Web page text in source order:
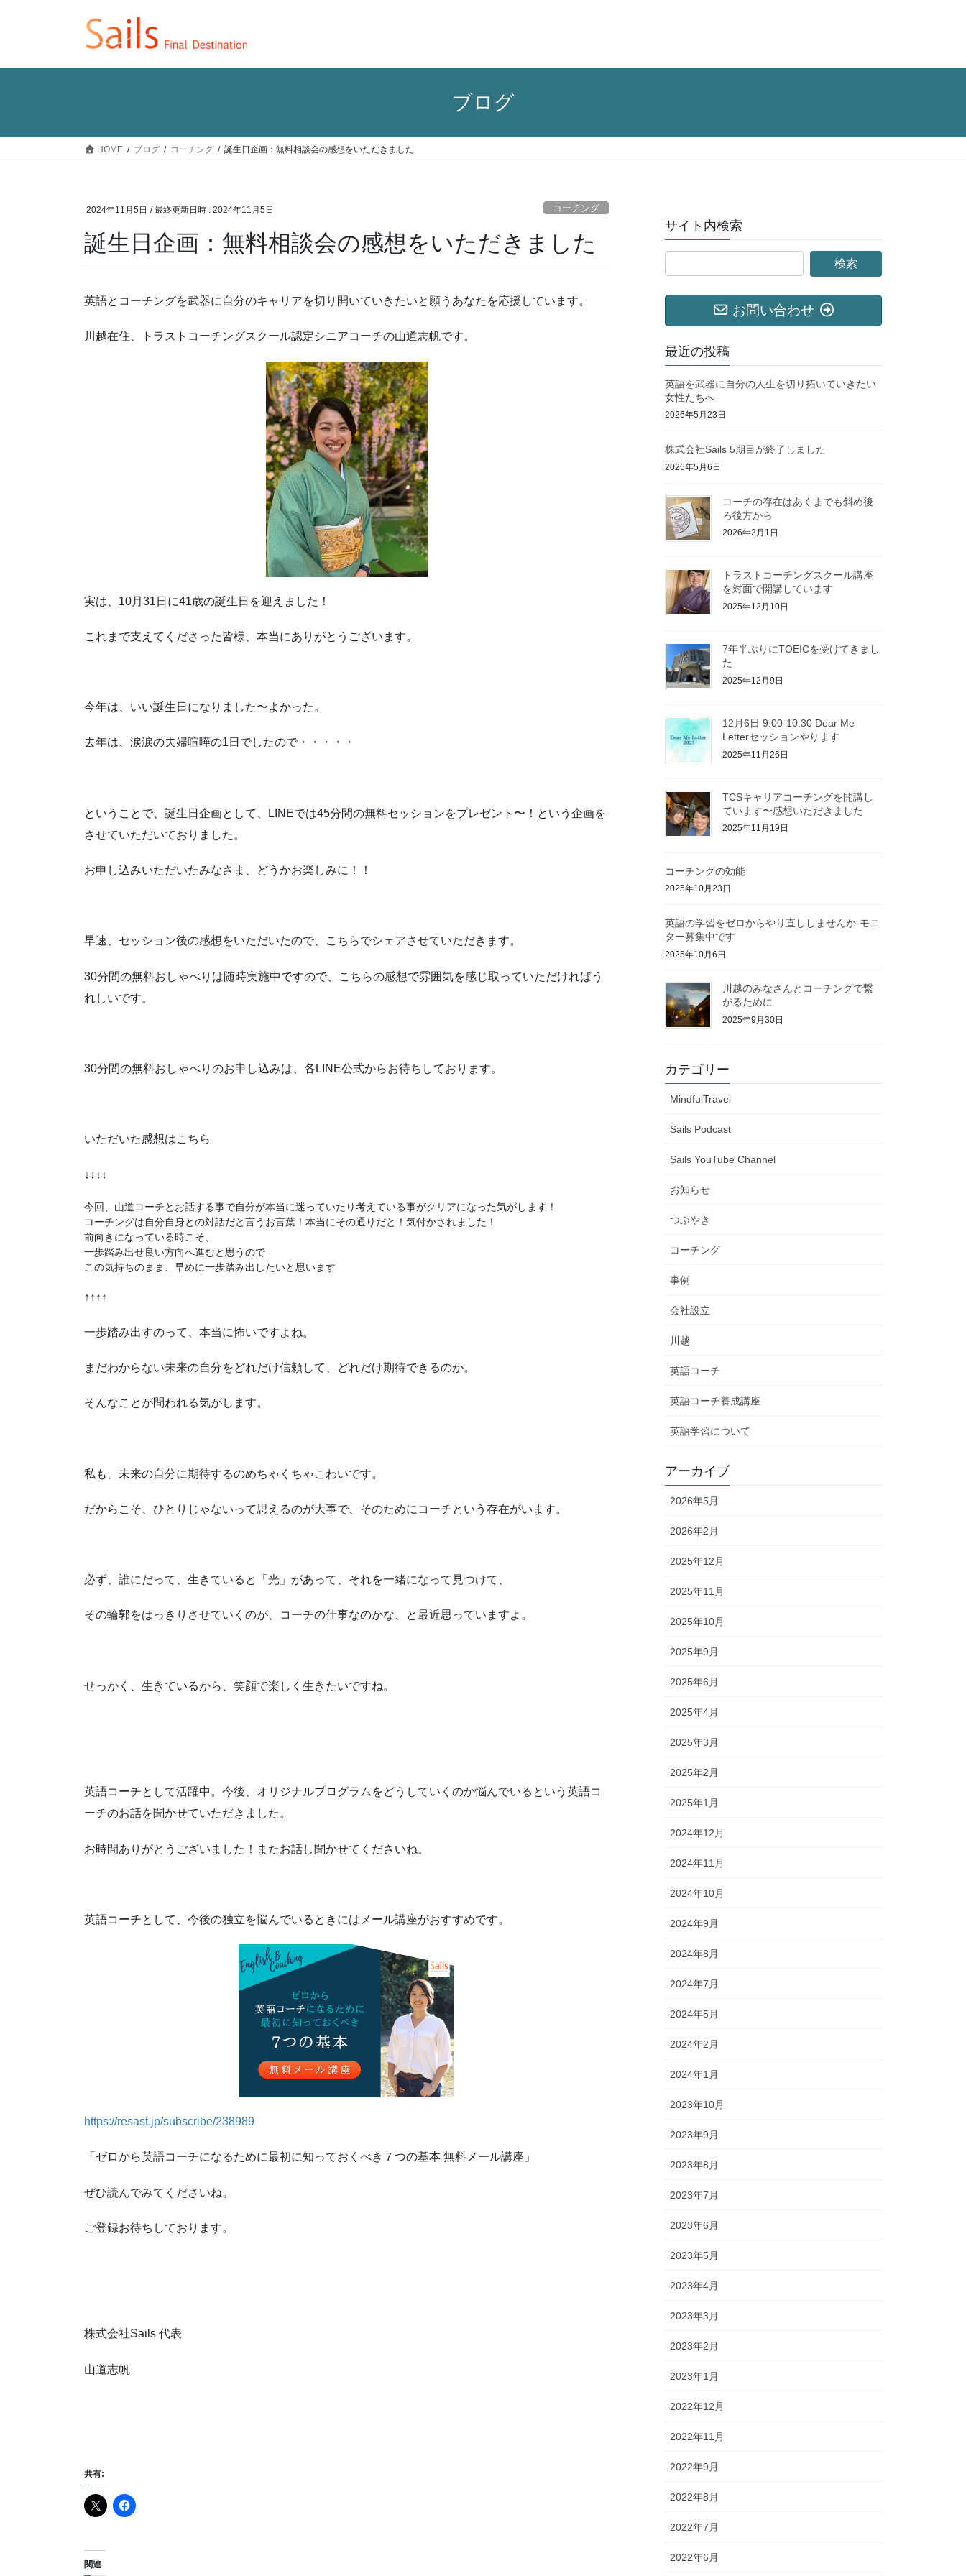
ブログ
HOME ブログ コーチング 誕生日企画：無料相談会の感想をいただきました
2024年11月5日 / 最終更新日時 : 2024年11月5日 コーチング
誕生日企画：無料相談会の感想をいただきました
英語とコーチングを武器に自分のキャリアを切り開いていきたいと願うあなたを応援しています。
川越在住、トラストコーチングスクール認定シニアコーチの山道志帆です。
実は、10月31日に41歳の誕生日を迎えました！
これまで支えてくださった皆様、本当にありがとうございます。
今年は、いい誕生日になりました〜よかった。
去年は、涙涙の夫婦喧嘩の1日でしたので・・・・・
ということで、誕生日企画として、LINEでは45分間の無料セッションをプレゼント〜！という企画を
させていただいておりました。
お申し込みいただいたみなさま、どうかお楽しみに！！
早速、セッション後の感想をいただいたので、こちらでシェアさせていただきます。
30分間の無料おしゃべりは随時実施中ですので、こちらの感想で雰囲気を感じ取っていただければう
れしいです。
30分間の無料おしゃべりのお申し込みは、各LINE公式からお待ちしております。
いただいた感想はこちら
↓↓↓↓
今回、山道コーチとお話する事で自分が本当に迷っていたり考えている事がクリアになった気がします！
コーチングは自分自身との対話だと言うお言葉！本当にその通りだと！気付かされました！
前向きになっている時こそ、
一歩踏み出せ良い方向へ進むと思うので
この気持ちのまま、早めに一歩踏み出したいと思います
↑↑↑↑
一歩踏み出すのって、本当に怖いですよね。
まだわからない未来の自分をどれだけ信頼して、どれだけ期待できるのか。
そんなことが問われる気がします。
私も、未来の自分に期待するのめちゃくちゃこわいです。
だからこそ、ひとりじゃないって思えるのが大事で、そのためにコーチという存在がいます。
必ず、誰にだって、生きていると「光」があって、それを一緒になって見つけて、
その輪郭をはっきりさせていくのが、コーチの仕事なのかな、と最近思っていますよ。
せっかく、生きているから、笑顔で楽しく生きたいですね。
英語コーチとして活躍中。今後、オリジナルプログラムをどうしていくのか悩んでいるという英語コ
ーチのお話を聞かせていただきました。
お時間ありがとうございました！またお話し聞かせてくださいね。
英語コーチとして、今後の独立を悩んでいるときにはメール講座がおすすめです。
https://resast.jp/subscribe/238989
「ゼロから英語コーチになるために最初に知っておくべき７つの基本 無料メール講座」
ぜひ読んでみてくださいね。
ご登録お待ちしております。
株式会社Sails 代表
山道志帆
共有:
関連
サイト内検索
お問い合わせ
最近の投稿
英語を武器に自分の人生を切り拓いていきたい
女性たちへ
2026年5月23日
株式会社Sails 5期目が終了しました
2026年5月6日
コーチの存在はあくまでも斜め後
ろ後方から
2026年2月1日
トラストコーチングスクール講座
を対面で開講しています
2025年12月10日
7年半ぶりにTOEICを受けてきまし
た
2025年12月9日
12月6日 9:00-10:30 Dear Me
Letterセッションやります
2025年11月26日
TCSキャリアコーチングを開講し
ています〜感想いただきました
2025年11月19日
コーチングの効能
2025年10月23日
英語の学習をゼロからやり直ししませんか-モニ
ター募集中です
2025年10月6日
川越のみなさんとコーチングで繋
がるために
2025年9月30日
カテゴリー
MindfulTravel
Sails Podcast
Sails YouTube Channel
お知らせ
つぶやき
コーチング
事例
会社設立
川越
英語コーチ
英語コーチ養成講座
英語学習について
アーカイブ
2026年5月
2026年2月
2025年12月
2025年11月
2025年10月
2025年9月
2025年6月
2025年4月
2025年3月
2025年2月
2025年1月
2024年12月
2024年11月
2024年10月
2024年9月
2024年8月
2024年7月
2024年5月
2024年2月
2024年1月
2023年10月
2023年9月
2023年8月
2023年7月
2023年6月
2023年5月
2023年4月
2023年3月
2023年2月
2023年1月
2022年12月
2022年11月
2022年9月
2022年8月
2022年7月
2022年6月